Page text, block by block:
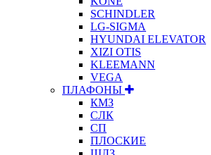
SCHINDLER
LG-SIGMA
HYUNDAI ELEVATOR
XIZI OTIS
KLEEMANN
VEGA
ПЛАФОНЫ
КМЗ
СЛК
СП
ПЛОСКИЕ